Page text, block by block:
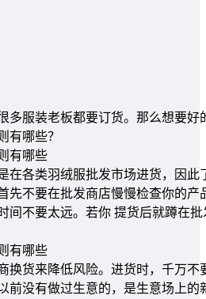
多服装老板都要订货。那么想要
有哪些？
有哪些
在各类羽绒服批发市场进货，因
先不要在批发商店慢慢检查你的
间不要太远。若你 提货后就蹲在
有哪些
换货来降低风险。进货时，千万
前没有做过生意的，是生意场上